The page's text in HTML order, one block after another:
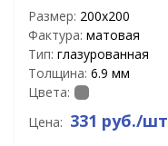
Размер: 200х200
Фактура: матовая
Тип: глазурованная
Толщина: 6.9 мм
Цвета:
Цена: 331 руб./шт